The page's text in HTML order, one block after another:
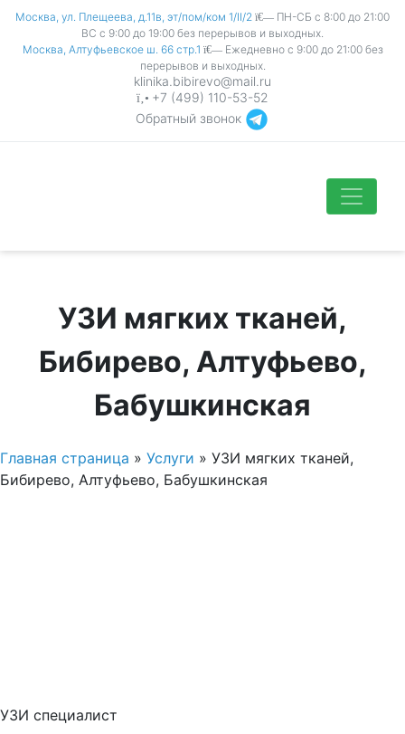
Москва, ул. Плещеева, д.11в, эт/пом/ком 1/II/2
ПН-СБ с 8:00 до 21:00
ВС с 9:00 до 19:00 без перерывов и выходных.
Москва, Алтуфьевское ш. 66 стр.1
Ежедневно с 9:00 до 21:00 без
перерывов и выходных.
klinika.bibirevo@mail.ru
+7 (499) 110-53-52
Обратный звонок
УЗИ мягких тканей,
Бибирево, Алтуфьево,
Бабушкинская
Главная страница » Услуги » УЗИ мягких тканей,
Бибирево, Алтуфьево, Бабушкинская
УЗИ специалист